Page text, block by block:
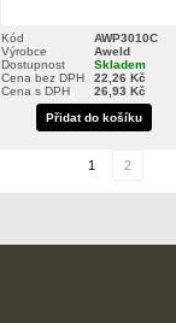
Kód
AWP3010C
Výrobce
Aweld
Dostupnost
Skladem
Cena bez DPH
22,26 Kč
Cena s DPH
26,93 Kč
Přidat do košíku
1 2